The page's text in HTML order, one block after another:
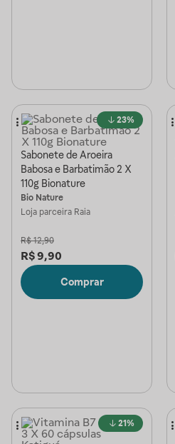
23%
Sabonete de Aroeira
Babosa e Barbatimão 2 X
110g Bionature
Bio Nature
Loja parceira Raia
R$ 12,90
R$9,90
Comprar
21%